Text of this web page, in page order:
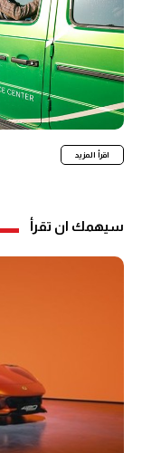
اقرأ المزيد
سيهمك ان تقرأ